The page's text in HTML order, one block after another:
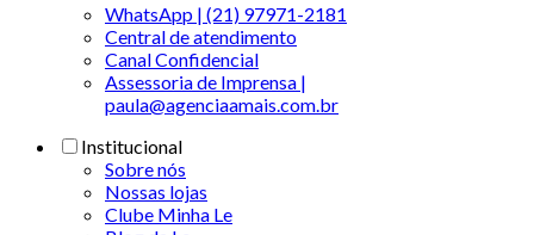
WhatsApp | (21) 97971-2181
Central de atendimento
Canal Confidencial
Assessoria de Imprensa |
paula@agenciaamais.com.br
Institucional
Sobre nós
Nossas lojas
Clube Minha Le